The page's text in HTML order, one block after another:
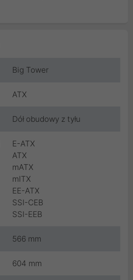
Big Tower
ATX
Dół obudowy z tyłu
E-ATX
ATX
mATX
mITX
EE-ATX
SSI-CEB
SSI-EEB
566 mm
604 mm